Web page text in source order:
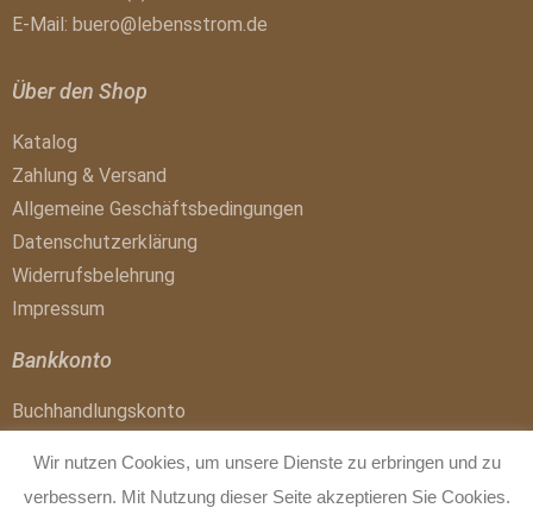
E-Mail: buero@lebensstrom.de
Über den Shop
Katalog
Zahlung & Versand
Allgemeine Geschäftsbedingungen
Datenschutzerklärung
Widerrufsbelehrung
Impressum
Bankkonto
Buchhandlungskonto
Wir nutzen Cookies, um unsere Dienste zu erbringen und zu
verbessern. Mit Nutzung dieser Seite akzeptieren Sie Cookies.